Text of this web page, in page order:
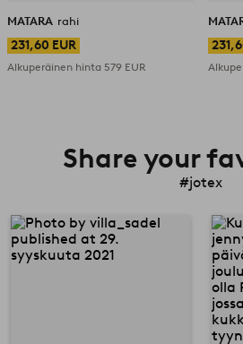
MATARA rahi
231,60 EUR
Alkuperäinen hinta 579 EUR
Share your
#jotex